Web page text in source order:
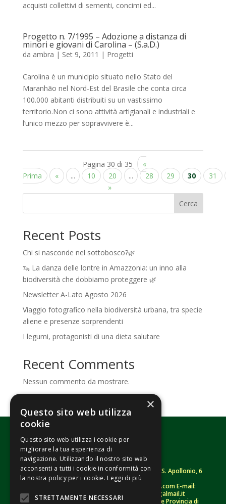
acquisti collettivi di sementi, concimi ed...
Progetto n. 7/1995 – Adozione a distanza di
minori e giovani di Carolina – (S.a.D.)
da ambra | Set 9, 2011 | Progetti
Carolina è un municipio situato nello Stato del
Maranhão nel Nord-Est del Brasile che conta circa
100.000 abitanti distribuiti su un vastissimo
territorio.Non ci sono attività artigianali e industriali e
l’unico mezzo per sopravvivere è...
Pagina 30 di 35
«
Prima
« ... 10 20 ... 28 29 30
31
»
Cerca
Recent Posts
Chi si nasconde nel sottobosco?🌿
🦦 La danza delle lontre in Amazzonia: un inno alla
biodiversità che dobbiamo proteggere 🌿
Newsletter A-Lato Agosto 2026
Viaggio fotografico nella biodiversità urbana, tra specie
aliene e presenze sorprendenti
I legumi, protagonisti di una dieta salutare
Recent Comments
Nessun commento da mostrare.
Fondazione Senza Frontiere – ETS |Strada S. Apollonio, 6
– 46042 Castel Goffredo (MN)
– Sito: www.senzafrontiere.com E-mail:
tenuapol@gmail.com– Pec:tenuapol@legalmail.it
C. F. 90008460207 – Registro persone giuridiche Provincia di
×
Questo sito web utilizza
cookie
Questo sito web utilizza i cookie per
migliorare la tua esperienza di
navigazione. Utilizzando il nostro sito web
acconsenti a tutti i cookie in conformità con
la nostra policy per i cookie. Leggi di più
STRETTAMENTE NECESSARI